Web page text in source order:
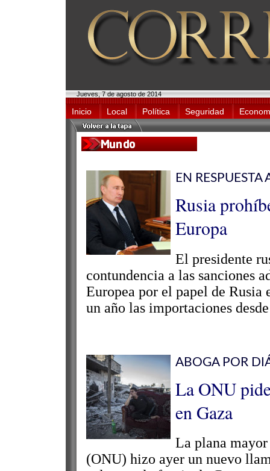
Jueves, 7 de agosto de 2014
Inicio Local Política Seguridad
EN
Rusia
Europa
El presidente
contundencia a las sanciones
Europea por el papel de
un año las importaciones
ABOGA POR
La ONU
en Gaza
La plana
(ONU) hizo ayer un nuevo